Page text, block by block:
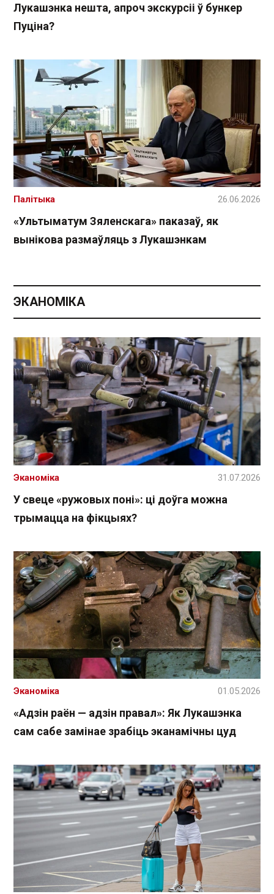
Лукашэнка нешта, апроч экскурсіі ў бункер
Пуціна?
«Ультыматум Зяленскага» паказаў, як
вынікова размаўляць з Лукашэнкам
Палітыка 26.06.2026
ЭКАНОМІКА
У свеце «ружовых поні»: ці доўга можна
трымацца на фікцыях?
Эканоміка 31.07.2026
«Адзін раён — адзін правал»: Як Лукашэнка
сам сабе замінае зрабіць эканамічны цуд
Эканоміка 01.05.2026